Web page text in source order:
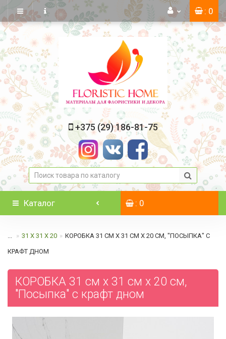
: 0
+375 (29) 186-81-75
Каталог : 0
... 31 Х 31 Х 20 КОРОБКА 31 СМ Х 31 СМ Х 20 СМ, "ПОСЫПКА" C
КРАФТ ДНОМ
КОРОБКА 31 см х 31 см х 20 см,
"Посыпка" c крафт дном